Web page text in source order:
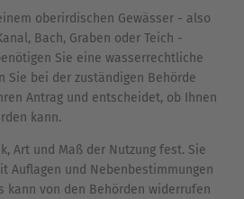
oberirdischen Gewässer - also
Bach, Graben oder Teich -
Sie eine wasserrechtliche
Sie bei der zuständigen Behörde
Antrag und entscheidet, ob Ihnen
kann.
Art und Maß der Nutzung fest. Sie
Auflagen und Nebenbestimmungen
kann von den Behörden widerrufen